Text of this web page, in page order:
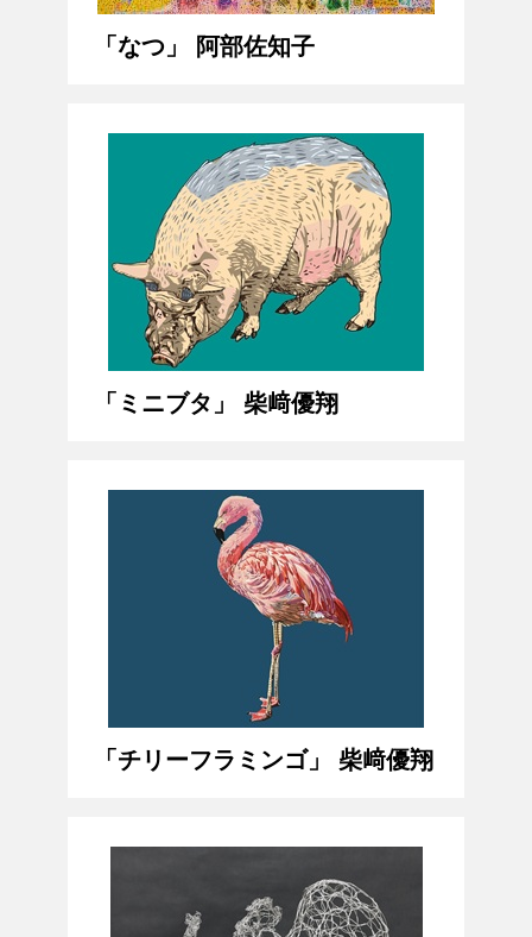
「なつ」 阿部佐知子
「ミニブタ」 柴﨑優翔
「チリーフラミンゴ」 柴﨑優翔